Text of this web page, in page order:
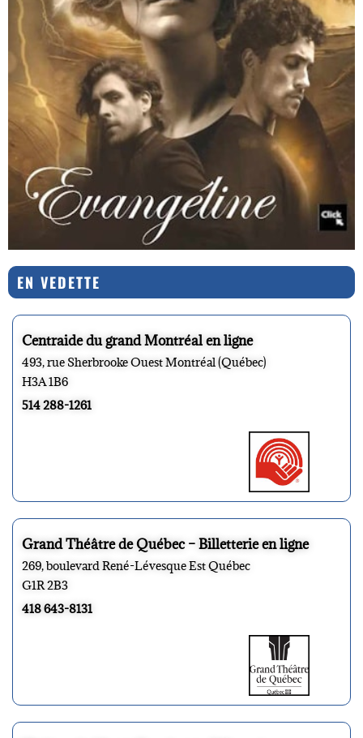
EN VEDETTE
Centraide du grand Montréal en ligne
493, rue Sherbrooke Ouest Montréal (Québec)
H3A 1B6
514 288-1261
Grand Théâtre de Québec – Billetterie en ligne
269, boulevard René-Lévesque Est Québec
G1R 2B3
418 643-8131